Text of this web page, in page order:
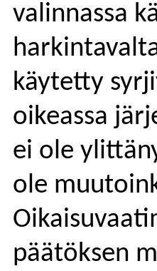
valinnassa
käytetty
oikeassa
ei ole
ole
päätöksen